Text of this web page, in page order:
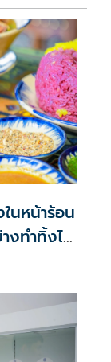
นหน้าร้อน
งทำทิ้งไว้